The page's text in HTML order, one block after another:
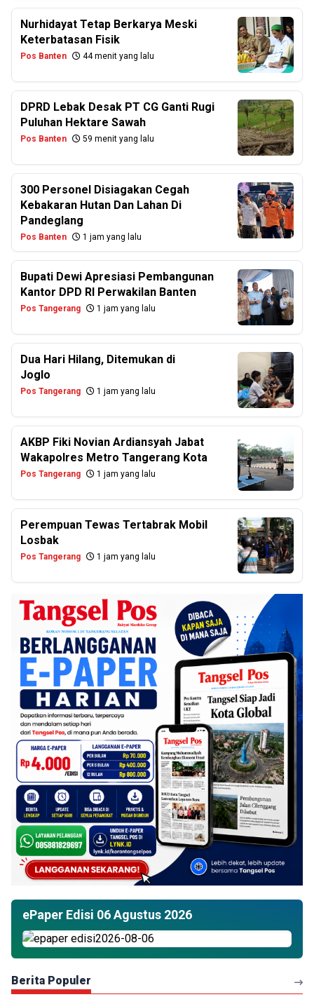
Nurhidayat Tetap Berkarya Meski
Keterbatasan Fisik
Pos Banten 44 menit yang lalu
DPRD Lebak Desak PT CG Ganti Rugi
Puluhan Hektare Sawah
Pos Banten 59 menit yang lalu
300 Personel Disiagakan Cegah
Kebakaran Hutan Dan Lahan Di
Pandeglang
Pos Banten 1 jam yang lalu
Bupati Dewi Apresiasi Pembangunan
Kantor DPD RI Perwakilan Banten
Pos Tangerang 1 jam yang lalu
Dua Hari Hilang, Ditemukan di
Joglo
Pos Tangerang 1 jam yang lalu
AKBP Fiki Novian Ardiansyah Jabat
Wakapolres Metro Tangerang Kota
Pos Tangerang 1 jam yang lalu
Perempuan Tewas Tertabrak Mobil
Losbak
Pos Tangerang 1 jam yang lalu
ePaper Edisi 06 Agustus 2026
Berita Populer